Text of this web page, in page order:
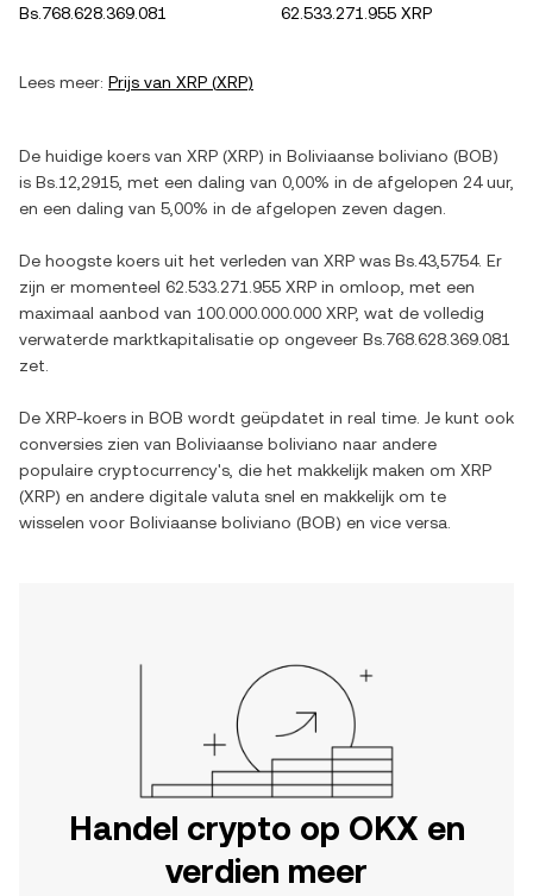
Bs.768.628.369.081
62.533.271.955 XRP
Lees meer: Prijs van XRP (XRP)
De huidige koers van XRP (XRP) in Boliviaanse boliviano (BOB)
is Bs.12,2915 , met een daling van 0,00% in de afgelopen 24 uur,
en een daling van 5,00% in de afgelopen zeven dagen.
De hoogste koers uit het verleden van XRP was Bs.43,5754. Er
zijn er momenteel 62.533.271.955 XRP in omloop, met een
maximaal aanbod van 100.000.000.000 XRP, wat de volledig
verwaterde marktkapitalisatie op ongeveer Bs.768.628.369.081
zet.
De XRP-koers in BOB wordt geüpdatet in real time. Je kunt ook
conversies zien van Boliviaanse boliviano naar andere
populaire cryptocurrency's, die het makkelijk maken om XRP
(XRP) en andere digitale valuta snel en makkelijk om te
wisselen voor Boliviaanse boliviano (BOB) en vice versa.
Handel crypto op OKX en
verdien meer